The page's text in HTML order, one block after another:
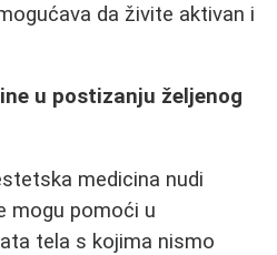
da živite aktivan i
u postizanju željenog
medicina nudi
mogu pomoći u
tela s kojima nismo